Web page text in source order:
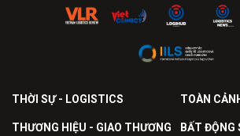
THỜI SỰ - LOGISTICS TOÀN
THƯƠNG HIỆU - GIAO THƯƠNG BẤT ĐỘNG